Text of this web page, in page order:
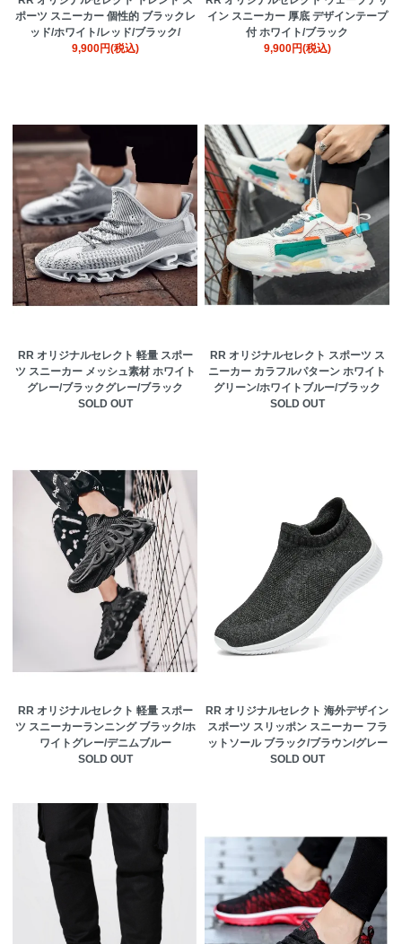
ポーツ スニーカー 個性的 ブラックレ
ッド/ホワイト/レッド/ブラック/
9,900円(税込)
イン スニーカー 厚底 デザインテープ
付 ホワイト/ブラック
9,900円(税込)
RR オリジナルセレクト 軽量 スポー
ツ スニーカー メッシュ素材 ホワイト
グレー/ブラックグレー/ブラック
SOLD OUT
RR オリジナルセレクト スポーツ ス
ニーカー カラフルパターン ホワイト
グリーン/ホワイトブルー/ブラック
SOLD OUT
RR オリジナルセレクト 軽量 スポー
ツ スニーカーランニング ブラック/ホ
ワイトグレー/デニムブルー
SOLD OUT
RR オリジナルセレクト 海外デザイン
スポーツ スリッポン スニーカー フラ
ットソール ブラック/ブラウン/グレー
SOLD OUT